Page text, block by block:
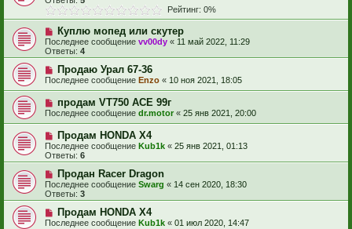
Рейтинг: 0%
Куплю мопед или скутер
Последнее сообщение vv00dy « 11 май 2022, 11:29
Ответы: 4
Продаю Урал 67-36
Последнее сообщение Enzo « 10 ноя 2021, 18:05
продам VT750 ACE 99г
Последнее сообщение dr.motor « 25 янв 2021, 20:00
Продам HONDA X4
Последнее сообщение Kub1k « 25 янв 2021, 01:13
Ответы: 6
Продан Racer Dragon
Последнее сообщение Swarg « 14 сен 2020, 18:30
Ответы: 3
Продам HONDA X4
Последнее сообщение Kub1k « 01 июл 2020, 14:47